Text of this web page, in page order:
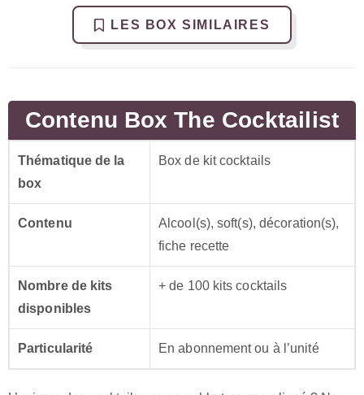
LES BOX SIMILAIRES
Contenu Box The Cocktailist
Thématique de la
box
Box de kit cocktails
Contenu
Alcool(s), soft(s), décoration(s),
fiche recette
Nombre de kits
disponibles
+ de 100 kits cocktails
Particularité En abonnement ou à l’unité